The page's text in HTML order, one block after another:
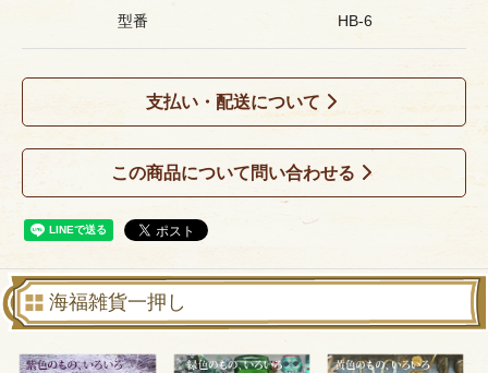
型番 HB-6
支払い・配送について
この商品について問い合わせる
海福雑貨一押し